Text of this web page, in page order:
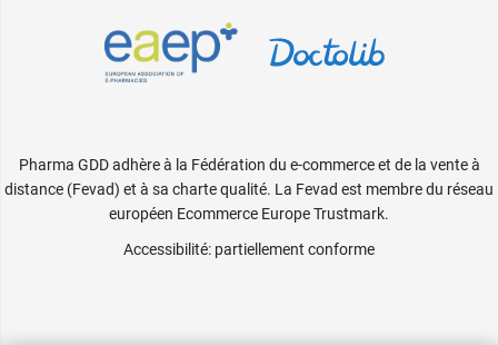
Pharma GDD adhère à la Fédération du e-commerce et de la vente à
distance (Fevad) et à sa charte qualité. La Fevad est membre du réseau
européen Ecommerce Europe Trustmark.
Accessibilité: partiellement conforme